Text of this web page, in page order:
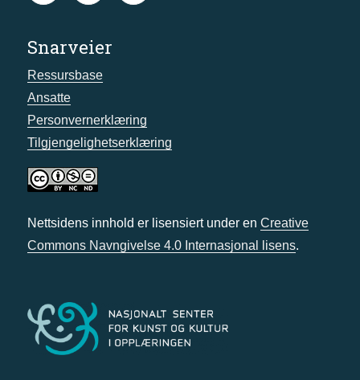
Snarveier
Ressursbase
Ansatte
Personvernerklæring
Tilgjengelighetserklæring
Nettsidens innhold er lisensiert under en Creative
Commons Navngivelse 4.0 Internasjonal lisens.